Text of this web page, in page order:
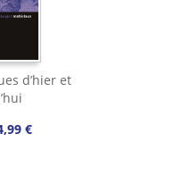
d’hier et
€